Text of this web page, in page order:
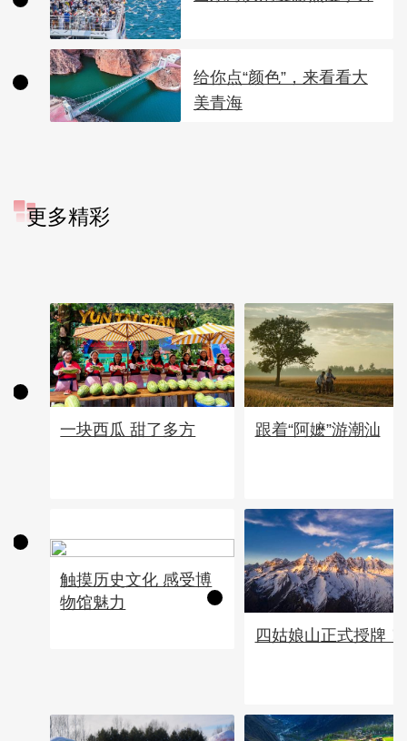
给你点“颜色”，来看看大
美青海
更多精彩
一块西瓜 甜了多方 跟着“阿嬷”游潮汕
触摸历史文化 感受博
物馆魅力
四姑娘山正式授牌！